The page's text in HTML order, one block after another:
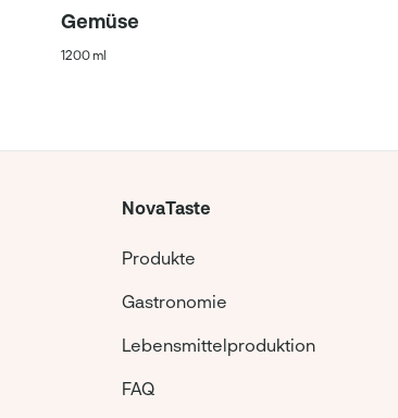
Gemüse
1200 ml
NovaTaste
Produkte
Gastronomie
Lebensmittelproduktion
FAQ